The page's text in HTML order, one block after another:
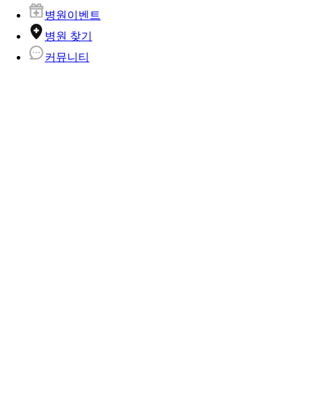
병원이벤트
병원 찾기
커뮤니티